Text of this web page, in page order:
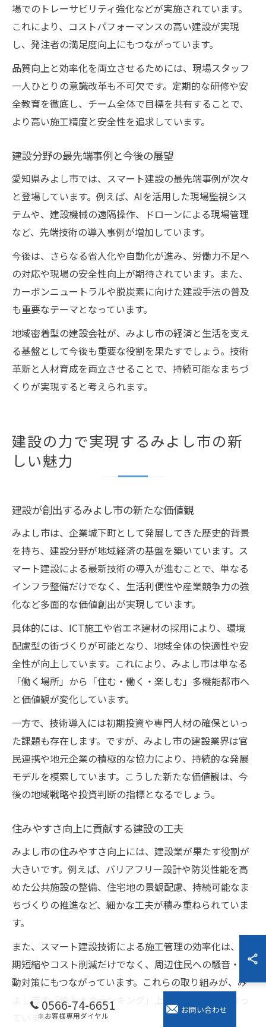
場でのトレーサビリティ強化などが実施されています。
これにより、コストパフォーマンスの高い建設が実現
し、発注者の満足度向上にもつながっています。
品質向上と効率化を両立させるためには、現場スタッフ
一人ひとりの意識改革も不可欠です。定期的な研修や安
全教育を徹底し、チーム全体で目標を共有することで、
より高い施工精度と安全性を追求しています。
建設分野の最先端事例と今後の展望
愛知県みよし市では、スマート建設の最先端事例が次々
と登場しています。例えば、AIを活用した現場監視シス
テムや、建設機械の遠隔操作、ドローンによる現場管理
など、先端技術の導入事例が増加しています。
今後は、さらなる省人化や自動化が進み、労働力不足へ
の対応や現場の安全性向上が期待されています。また、
カーボンニュートラルや脱炭素に向けた建設手法の普及
も重要なテーマとなっています。
地域密着型の建設会社が、みよし市の経済と生活を支え
る基盤として今後も重要な役割を果たすでしょう。技術
革新と人材育成を両立させることで、持続可能なまちづ
くりが実現すると考えられます。
建設の力で実現するみよし市の新
しい魅力
建設が創出するみよし市の新たな価値観
みよし市は、企業城下町として発展してきた歴史的背景
を持ち、建設分野が地域経済の基盤を築いています。ス
マート建設による最新技術の導入が進むことで、単なる
インフラ整備だけでなく、生活利便性や産業競争力の強
化など多面的な価値創出が実現しています。
具体的には、ICT施工や省エネ建材の採用により、環境
配慮型の街づくりが可能となり、地域全体の快適性や安
全性が向上しています。これにより、みよし市は単なる
「働く場所」から「住む・働く・楽しむ」多機能都市へ
と価値観が変化しています。
一方で、技術導入には初期投資や専門人材の確保といっ
た課題も存在します。ですが、みよし市の建設業界は官
民連携や地元企業の積極的な協力により、持続的な発展
モデルを模索しています。こうした新たな価値観は、今
後の地域戦略や投資判断の指標となるでしょう。
住みやすさ向上に貢献する建設の工夫
みよし市の住みやすさ向上には、建設業が果たす役割が
大きいです。例えば、バリアフリー設計や防災性能を高
めた公共施設の整備、住宅地の景観配慮、持続可能なま
ちづくりの推進など、細かな工夫が積み重ねられていま
す。
また、スマート建設技術による施工管理の効率化は、工
期短縮やコスト削減だけでなく、周辺住民への騒音・振
動対策にもつながっています。これらの取り組みが、み
よし市の「住みよさランキング」上位維持の一因となっ
ています。
0566-74-6651
※お客様専用ダイヤル
お問い合わせ